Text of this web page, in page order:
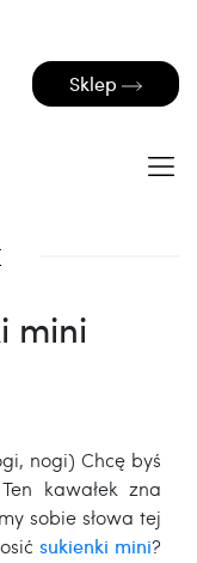
Sklep
mini
nogi) Chcę byś
kawałek zna
sobie słowa tej
sukienki mini?